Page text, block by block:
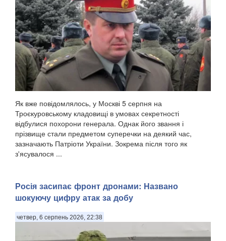
Як вже повідомлялось, у Москві 5 серпня на
Троєкуровському кладовищі в умовах секретності
відбулися похорони генерала. Однак його звання і
прізвище стали предметом суперечки на деякий час,
зазначають Патріоти України. Зокрема після того як
з'ясувалося ...
Росія засипає фронт дронами: Названо
шокуючу цифру атак за добу
четвер, 6 серпень 2026, 22:38